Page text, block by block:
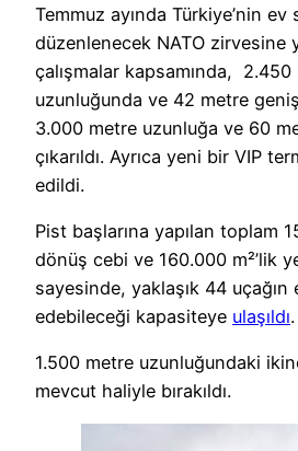
Temmuz ayında Türkiye’nin
düzenlenecek NATO zirvesine
çalışmalar kapsamında, 2.450
uzunluğunda ve 42 metre
3.000 metre uzunluğa ve 60
çıkarıldı. Ayrıca yeni bir VIP
edildi.
Pist başlarına yapılan toplam
dönüş cebi ve 160.000 m²’lik
sayesinde, yaklaşık 44 uçağın
edebileceği kapasiteye ulaşıldı.
1.500 metre uzunluğundaki
mevcut haliyle bırakıldı.